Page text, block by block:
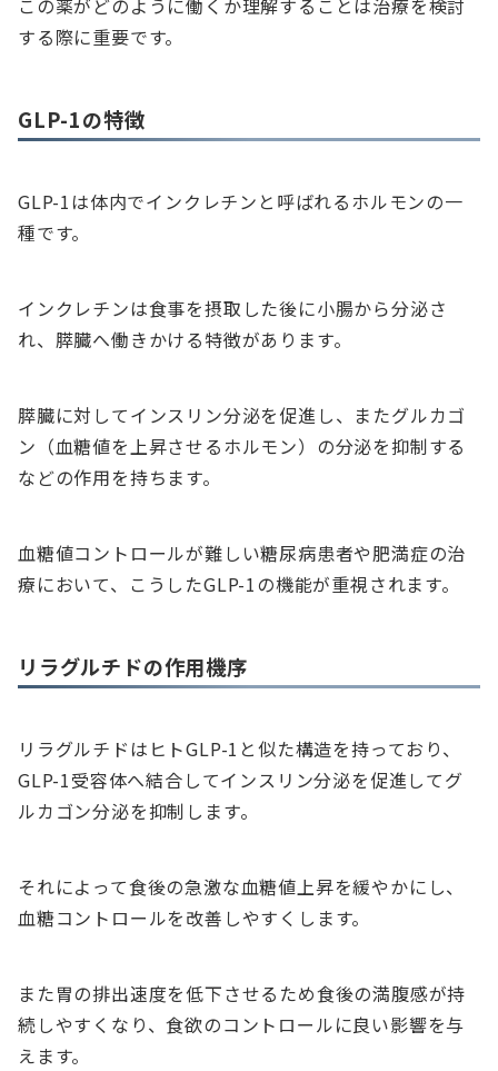
この薬がどのように働くか理解することは治療を検討
する際に重要です。
GLP-1の特徴
GLP-1は体内でインクレチンと呼ばれるホルモンの一
種です。
インクレチンは食事を摂取した後に小腸から分泌さ
れ、膵臓へ働きかける特徴があります。
膵臓に対してインスリン分泌を促進し、またグルカゴ
ン（血糖値を上昇させるホルモン）の分泌を抑制する
などの作用を持ちます。
血糖値コントロールが難しい糖尿病患者や肥満症の治
療において、こうしたGLP-1の機能が重視されます。
リラグルチドの作用機序
リラグルチドはヒトGLP-1と似た構造を持っており、
GLP-1受容体へ結合してインスリン分泌を促進してグ
ルカゴン分泌を抑制します。
それによって食後の急激な血糖値上昇を緩やかにし、
血糖コントロールを改善しやすくします。
また胃の排出速度を低下させるため食後の満腹感が持
続しやすくなり、食欲のコントロールに良い影響を与
えます。